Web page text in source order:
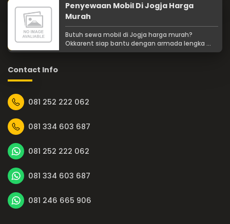
Penyewaan Mobil Di Jogja Harga
Murah
Butuh sewa mobil di Jogja harga murah?
Okkarent siap bantu dengan armada lengka ...
Contact Info
081 252 222 062
081 334 603 687
081 252 222 062
081 334 603 687
081 246 665 906